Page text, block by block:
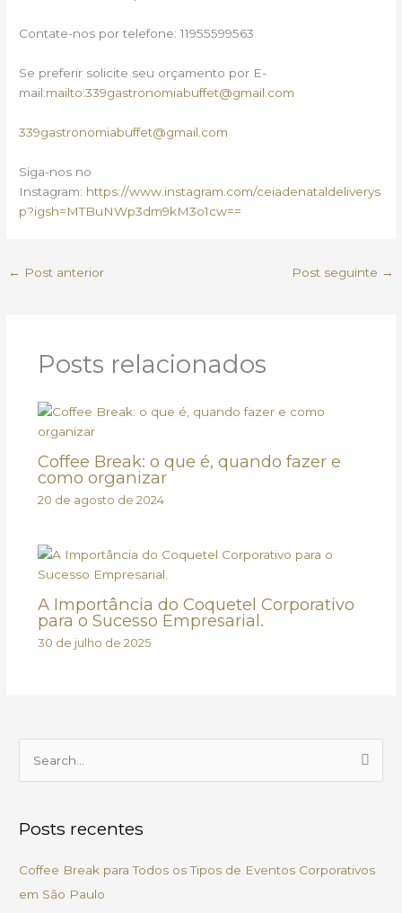
Contate-nos por telefone: 11955599563
Se preferir solicite seu orçamento por E-
mail:mailto:339gastronomiabuffet@gmail.com
339gastronomiabuffet@gmail.com
Siga-nos no
Instagram: https://www.instagram.com/ceiadenataldeliverys
p?igsh=MTBuNWp3dm9kM3o1cw==
← Post anterior Post seguinte →
Posts relacionados
Coffee Break: o que é, quando fazer e
como organizar
20 de agosto de 2024
A Importância do Coquetel Corporativo
para o Sucesso Empresarial.
30 de julho de 2025
q
Posts recentes
Coffee Break para Todos os Tipos de Eventos Corporativos
em São Paulo